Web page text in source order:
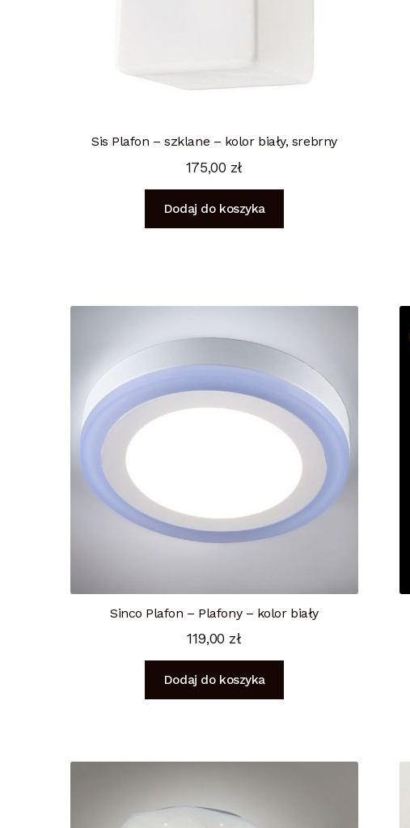
Sis Plafon – szklane – kolor biały, srebrny
175,00 zł
Dodaj do koszyka
Sinco Plafon – Plafony – kolor biały
119,00 zł
Dodaj do koszyka